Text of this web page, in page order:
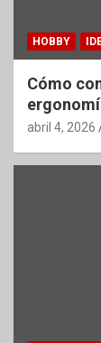
HOBBY
Cómo
abril 4, 2026